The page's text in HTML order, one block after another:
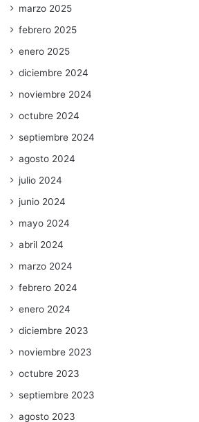
marzo 2025
febrero 2025
enero 2025
diciembre 2024
noviembre 2024
octubre 2024
septiembre 2024
agosto 2024
julio 2024
junio 2024
mayo 2024
abril 2024
marzo 2024
febrero 2024
enero 2024
diciembre 2023
noviembre 2023
octubre 2023
septiembre 2023
agosto 2023